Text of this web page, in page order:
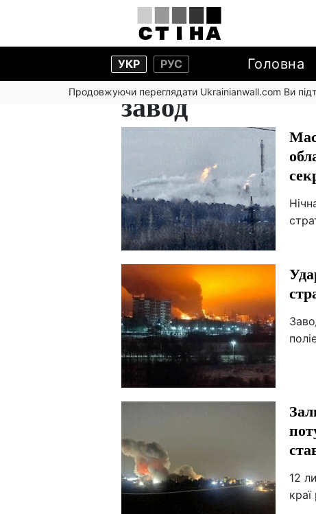
УКР РУС Головна
Продовжуючи переглядати Ukrainianwall.com Ви
завод
12